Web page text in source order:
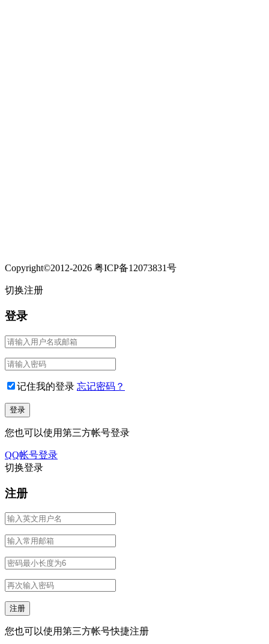
Copyright©2012-2026 粤ICP备12073831号
切换注册
登录
记住我的登录 忘记密码？
您也可以使用第三方帐号登录
QQ帐号登录
切换登录
注册
您也可以使用第三方帐号快捷注册